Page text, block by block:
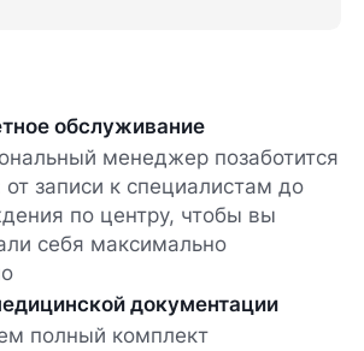
обслуживание
менеджер позаботится
записи к специалистам до
по центру, чтобы вы
себя максимально
документации
полный комплект